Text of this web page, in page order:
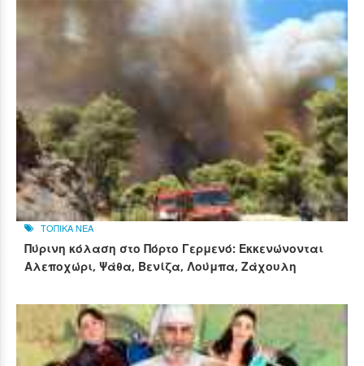
ΤΟΠΙΚΑ ΝΕΑ
Πύρινη κόλαση στο Πόρτο Γερμενό: Εκκενώνονται
Αλεποχώρι, Ψάθα, Βενίζα, Λούμπα, Ζάχουλη